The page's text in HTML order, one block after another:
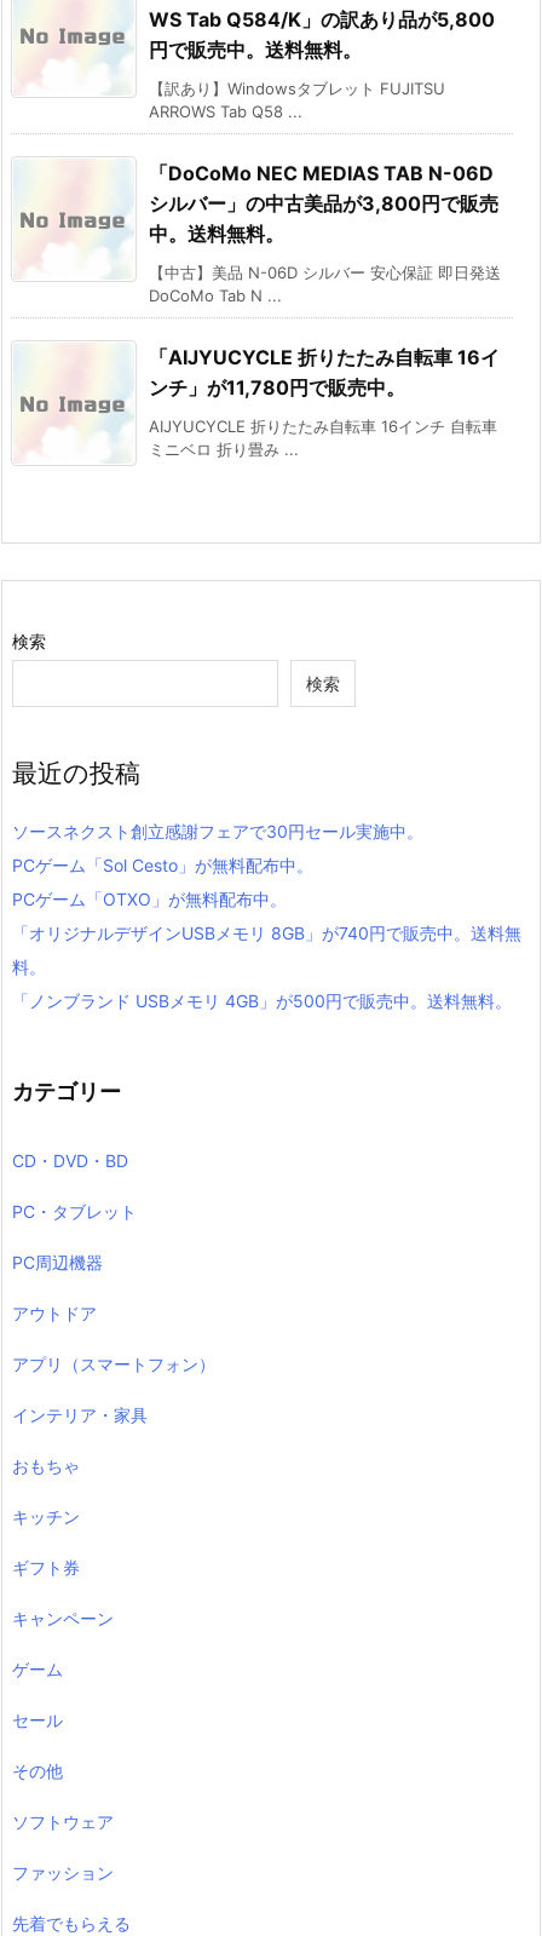
WS Tab Q584/K」の訳あり品が5,800
円で販売中。送料無料。
【訳あり】Windowsタブレット FUJITSU
ARROWS Tab Q58 ...
「DoCoMo NEC MEDIAS TAB N-06D
シルバー」の中古美品が3,800円で販売
中。送料無料。
【中古】美品 N-06D シルバー 安心保証 即日発送
DoCoMo Tab N ...
「AIJYUCYCLE 折りたたみ自転車 16イ
ンチ」が11,780円で販売中。
AIJYUCYCLE 折りたたみ自転車 16インチ 自転車
ミニベロ 折り畳み ...
検索
検索
最近の投稿
ソースネクスト創立感謝フェアで30円セール実施中。
PCゲーム「Sol Cesto」が無料配布中。
PCゲーム「OTXO」が無料配布中。
「オリジナルデザインUSBメモリ 8GB」が740円で販売中。送料無
料。
「ノンブランド USBメモリ 4GB」が500円で販売中。送料無料。
カテゴリー
CD・DVD・BD
PC・タブレット
PC周辺機器
アウトドア
アプリ（スマートフォン）
インテリア・家具
おもちゃ
キッチン
ギフト券
キャンペーン
ゲーム
セール
その他
ソフトウェア
ファッション
先着でもらえる